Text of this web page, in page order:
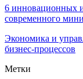
6 инновационных
современного
Экономика и
бизнес-процессов
Метки